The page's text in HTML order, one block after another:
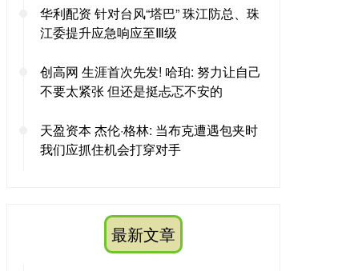
华利配资 针对台风“塔巴” 珠江防总、珠
江委提升应急响应至Ⅲ级
创高网 生涯首次先发! 哈珀: 努力让自己
不要太紧张 但还是挺忐忑不安的
天盈资本 杰伦·格林: 当布克遭遇包夹时
我们应抓住机会打穿对手
最新文章